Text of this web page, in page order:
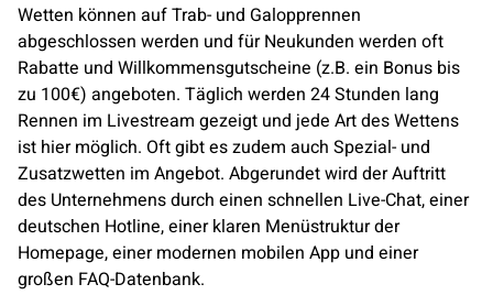
Wetten können auf Trab- und Galopprennen
abgeschlossen werden und für Neukunden werden oft
Rabatte und Willkommensgutscheine (z.B. ein Bonus bis
zu 100€) angeboten. Täglich werden 24 Stunden lang
Rennen im Livestream gezeigt und jede Art des Wettens
ist hier möglich. Oft gibt es zudem auch Spezial- und
Zusatzwetten im Angebot. Abgerundet wird der Auftritt
des Unternehmens durch einen schnellen Live-Chat, einer
deutschen Hotline, einer klaren Menüstruktur der
Homepage, einer modernen mobilen App und einer
großen FAQ-Datenbank.